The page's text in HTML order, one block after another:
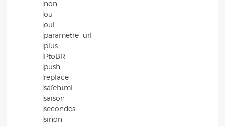
|non
|ou
|oui
|parametre_url
|plus
|PtoBR
|push
|replace
|safehtml
|saison
|secondes
|sinon